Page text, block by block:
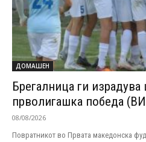
ДОМАШЕН
Брегалница ги израдува
прволигашка победа
08/08/2026
Повратникот во Првата македонска